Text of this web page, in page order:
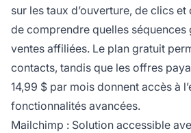
sur les taux d’ouverture, de clics
de comprendre quelles séquences
ventes affiliées. Le plan gratuit
contacts, tandis que les offres
14,99 $ par mois donnent accès à
fonctionnalités avancées.
Mailchimp : Solution accessible